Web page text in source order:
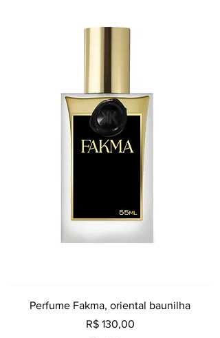
Perfume Fakma, oriental baunilha
Preço
R$ 130,00